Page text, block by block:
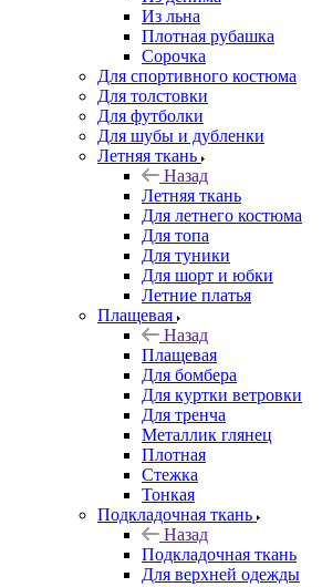
Из льна
Плотная рубашка
Сорочка
Для спортивного костюма
Для толстовки
Для футболки
Для шубы и дубленки
Летняя ткань
Назад
Летняя ткань
Для летнего костюма
Для топа
Для туники
Для шорт и юбки
Летние платья
Плащевая
Назад
Плащевая
Для бомбера
Для куртки ветровки
Для тренча
Металлик глянец
Плотная
Стежка
Тонкая
Подкладочная ткань
Назад
Подкладочная ткань
Для верхней одежды